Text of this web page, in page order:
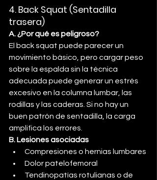
4. Back Squat (Sentadilla
trasera)
A. ¿Por qué es peligroso?
El back squat puede parecer un
movimiento básico, pero cargar peso
sobre la espalda sin la técnica
adecuada puede generar un estrés
excesivo en la columna lumbar, las
rodillas y las caderas. Si no hay un
buen patrón de sentadilla, la carga
amplifica los errores.
B. Lesiones asociadas
Compresiones o hernias lumbares
Dolor patelofemoral
Tendinopatías rotulianas o de